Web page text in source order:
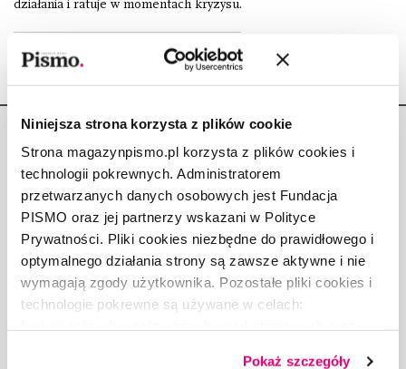
Niniejsza strona korzysta z plików cookie
Strona magazynpismo.pl korzysta z plików cookies i
technologii pokrewnych. Administratorem
przetwarzanych danych osobowych jest Fundacja
PISMO oraz jej partnerzy wskazani w Polityce
Prywatności. Pliki cookies niezbędne do prawidłowego i
optymalnego działania strony są zawsze aktywne i nie
wymagają zgody użytkownika. Pozostałe pliki cookies i
technologie pokrewne są używane w celach:
Pokaż szczegóły
działania i ratuje w momentach kryzysu.
Copyright © Fundacja Pismo